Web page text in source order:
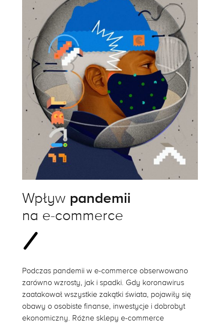
Wpływ pandemii
na e-commerce
Podczas pandemii w e-commerce obserwowano
zarówno wzrosty, jak i spadki. Gdy koronawirus
zaatakował wszystkie zakątki świata, pojawiły się
obawy o osobiste finanse, inwestycje i dobrobyt
ekonomiczny. Różne sklepy e-commerce